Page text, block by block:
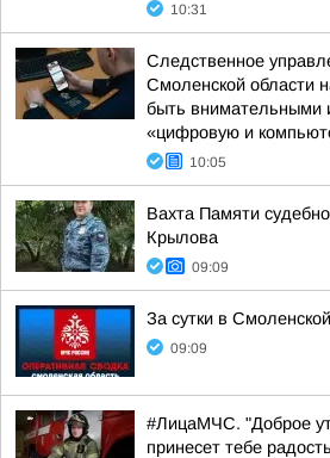
10:31
Следственное
Смоленской области
быть внимательными
«цифровую и
10:05
Вахта Памяти
Крылова
09:09
За сутки в
09:09
#ЛицаМЧС. "Доброе
принесет тебе